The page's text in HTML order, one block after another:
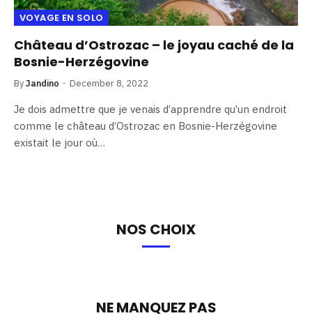
VOYAGE EN SOLO
Château d’Ostrozac – le joyau caché de la
Bosnie-Herzégovine
ByJandino December 8, 2022
Je dois admettre que je venais d’apprendre qu’un endroit
comme le château d’Ostrozac en Bosnie-Herzégovine
existait le jour où…
NOS CHOIX
NE MANQUEZ PAS